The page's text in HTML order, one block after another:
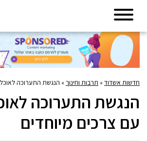
חדשות אשדוד» תרבות וחינוך» הנגשת התערוכה
הנגשת התערוכה
עם צרכים מיוחדים